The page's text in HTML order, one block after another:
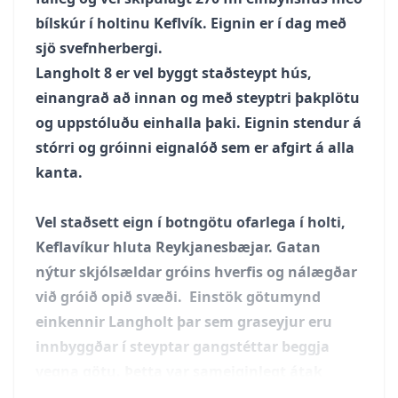
bílskúr í holtinu Keflvík. Eignin er í dag með
sjö svefnherbergi.
Langholt 8 er vel byggt staðsteypt hús,
einangrað að innan og með steyptri þakplötu
og uppstóluðu einhalla þaki. Eignin stendur á
stórri og gróinni eignalóð sem er afgirt á alla
kanta.
Vel staðsett eign í botngötu ofarlega í holti,
Keflavíkur hluta Reykjanesbæjar. Gatan
nýtur skjólsældar gróins hverfis og nálægðar
við gróið opið svæði. Einstök götumynd
einkennir Langholt þar sem graseyjur eru
innbyggðar í steyptar gangstéttar beggja